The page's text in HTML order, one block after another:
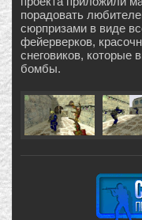
порадовать
сюрпризами в виде
фейерверков,
снеговиков, которые
бомбы.